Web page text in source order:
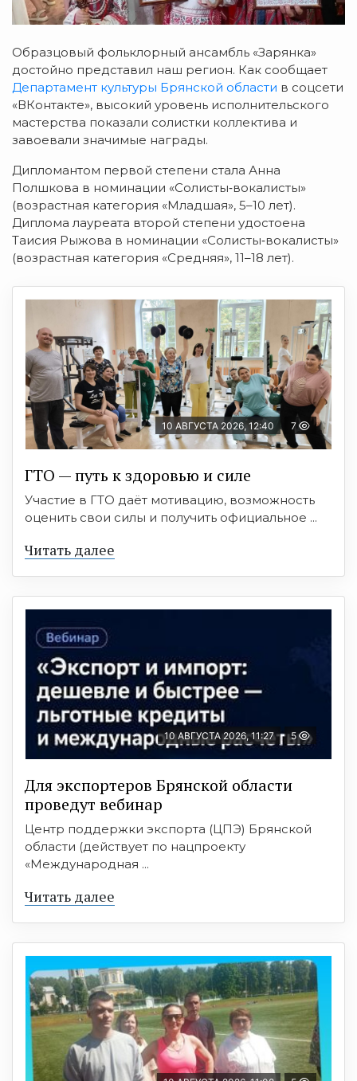
Образцовый фольклорный ансамбль «Зарянка»
достойно представил наш регион. Как сообщает
Департамент культуры Брянской области в соцсети
«ВКонтакте», высокий уровень исполнительского
мастерства показали солистки коллектива и
завоевали значимые награды.
Дипломантом первой степени стала Анна
Полшкова в номинации «Солисты‑вокалисты»
(возрастная категория «Младшая», 5–10 лет).
Диплома лауреата второй степени удостоена
Таисия Рыжова в номинации «Солисты‑вокалисты»
(возрастная категория «Средняя», 11–18 лет).
10 АВГУСТА 2026, 12:40 7
ГТО — путь к здоровью и силе
Участие в ГТО даёт мотивацию, возможность
оценить свои силы и получить официальное ...
Читать далее
10 АВГУСТА 2026, 11:27 5
Для экспортеров Брянской области
проведут вебинар
Центр поддержки экспорта (ЦПЭ) Брянской
области (действует по нацпроекту
«Международная ...
Читать далее